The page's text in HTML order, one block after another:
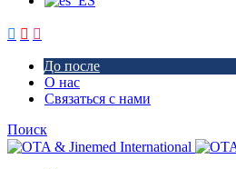
До после
О нас
Связаться с нами
Поиск